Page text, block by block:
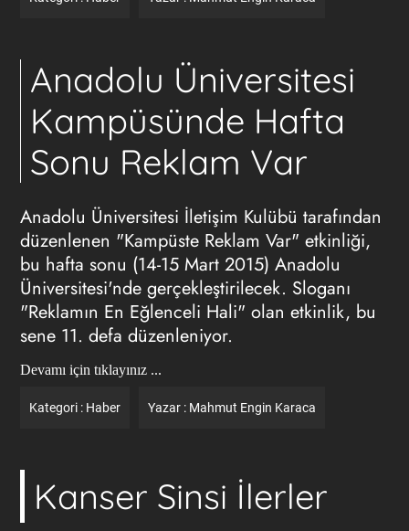
Anadolu Üniversitesi
Kampüsünde Hafta
Sonu Reklam Var
Anadolu Üniversitesi İletişim Kulübü tarafından
düzenlenen "Kampüste Reklam Var" etkinliği,
bu hafta sonu (14-15 Mart 2015) Anadolu
Üniversitesi'nde gerçekleştirilecek. Sloganı
"Reklamın En Eğlenceli Hali" olan etkinlik, bu
sene 11. defa düzenleniyor.
Devamı için tıklayınız ...
Kategori : Haber Yazar : Mahmut Engin Karaca
Kanser Sinsi İlerler